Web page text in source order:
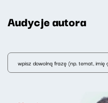
Audycje autora